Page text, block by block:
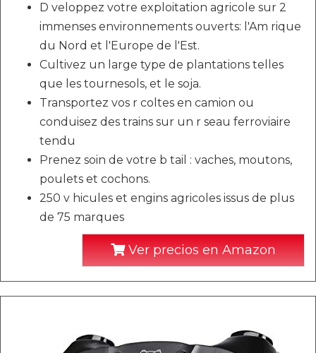
D veloppez votre exploitation agricole sur 2
immenses environnements ouverts: l'Am rique
du Nord et l'Europe de l'Est.
Cultivez un large type de plantations telles
que les tournesols, et le soja.
Transportez vos r coltes en camion ou
conduisez des trains sur un r seau ferroviaire
tendu
Prenez soin de votre b tail : vaches, moutons,
poulets et cochons.
250 v hicules et engins agricoles issus de plus
de 75 marques
Ver precios en Amazon